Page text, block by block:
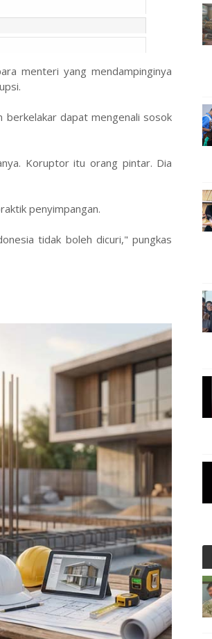
menteri yang mendampinginya
berkelakar dapat mengenali sosok
Koruptor itu orang pintar. Dia
penyimpangan.
tidak boleh dicuri," pungkas